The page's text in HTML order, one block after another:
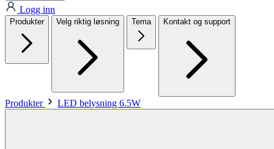
Logg inn
Produkter Velg riktig løsning Tema Kontakt og support
Produkter LED belysning 6.5W